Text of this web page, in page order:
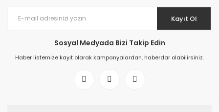
Kayıt Ol
Sosyal Medyada Bizi Takip Edin
Haber listemize kayıt olarak kampanyalardan, haberdar olabilirsiniz.